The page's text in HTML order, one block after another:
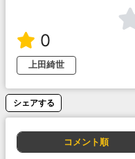
0
上田綺世
シェアする
コメント順